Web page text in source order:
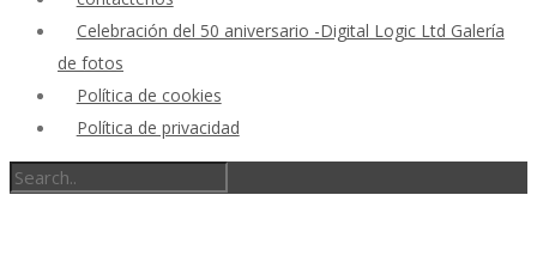
Celebración del 50 aniversario -Digital Logic Ltd Galería
de fotos
Política de cookies
Política de privacidad